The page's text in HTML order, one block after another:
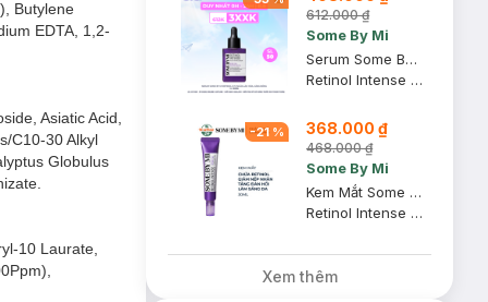
bã nhờn hiệu
tế bào chết.
dưỡng chất
Butylene
EDTA, 1,2-
Asiatic Acid,
C10-30 Alkyl
Globulus
10 Laurate,
612.000 ₫
Some By Mi
Serum Some By Mi Retinol 0.1% Ngừa Lão Hóa, Căng Bóng Da 30ml
Retinol Intense Reactivating Serum
-21 % 368.000 ₫
468.000 ₫
Some By Mi
Kem Mắt Some By Mi Retinol Ngừa Lão Hóa 30ml
Retinol Intense Advanced Triple Action Eye Cream
Xem thêm